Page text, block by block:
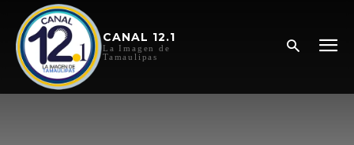
CANAL 12.1
La Imagen de
Tamaulipas